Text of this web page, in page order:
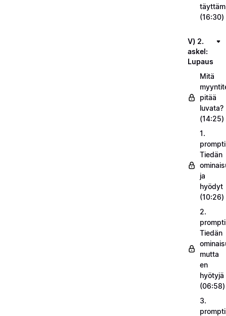
(16:30)
V) 2.
askel:
Lupaus
Mitä
pitää
luvata?
(14:25)
1.
Tiedän
ja
hyödyt
(10:26)
2.
Tiedän
mutta
en
hyötyjä
(06:58)
3.